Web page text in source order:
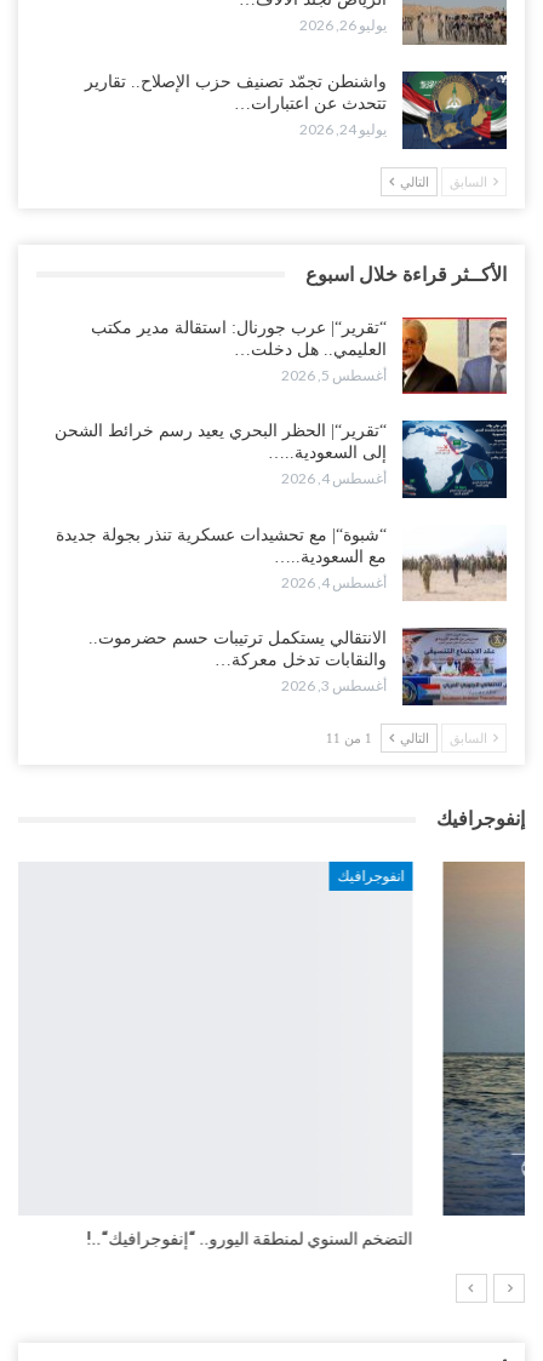
يوليو 26, 2026
واشنطن تجمّد تصنيف حزب الإصلاح.. تقارير
تتحدث عن اعتبارات…
يوليو 24, 2026
السابق التالي
الأكــثر قراءة خلال اسبوع
“تقرير“| عرب جورنال: استقالة مدير مكتب
العليمي.. هل دخلت…
أغسطس 5, 2026
“تقرير“| الحظر البحري يعيد رسم خرائط الشحن
إلى السعودية..…
أغسطس 4, 2026
“شبوة“| مع تحشيدات عسكرية تنذر بجولة جديدة
مع السعودية..…
أغسطس 4, 2026
الانتقالي يستكمل ترتيبات حسم حضرموت..
والنقابات تدخل معركة…
أغسطس 3, 2026
السابق التالي 1 من 11
إنفوجرافيك
التضخم السنوي لمنطقة اليورو.. “إنفوجرافيك“..!